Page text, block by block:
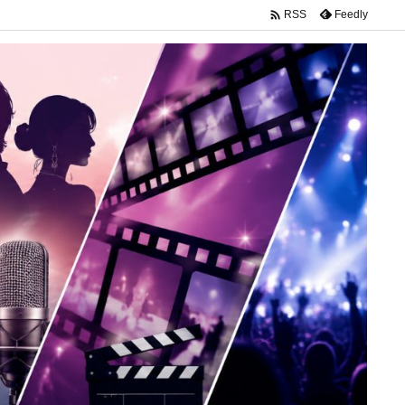
 RSS Feedly